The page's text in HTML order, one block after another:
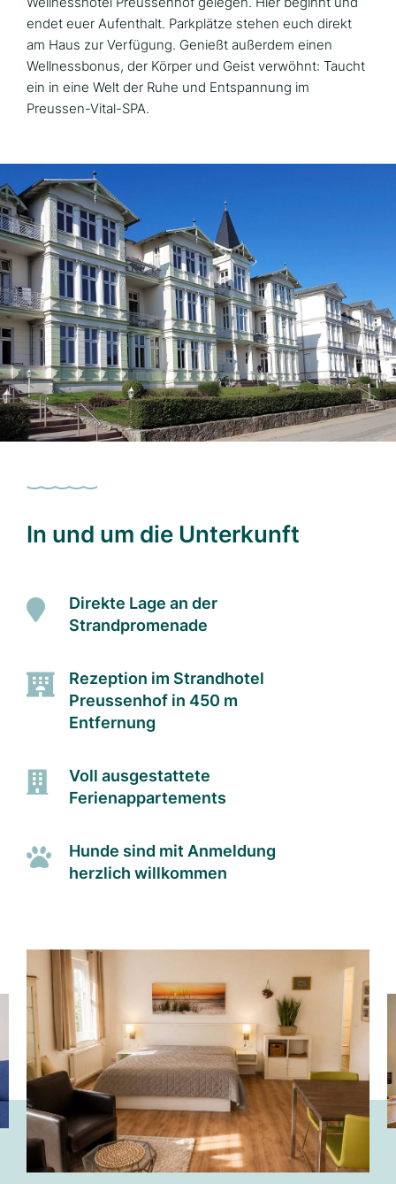
endet euer Aufenthalt. Parkplätze stehen euch direkt
am Haus zur Verfügung. Genießt außerdem einen
Wellnessbonus, der Körper und Geist verwöhnt: Taucht
ein in eine Welt der Ruhe und Entspannung im
Preussen-Vital-SPA.
In und um die Unterkunft
Direkte Lage an der
Strandpromenade
Rezeption im Strandhotel
Preussenhof in 450 m
Entfernung
Voll ausgestattete
Ferienappartements
Hunde sind mit Anmeldung
herzlich willkommen